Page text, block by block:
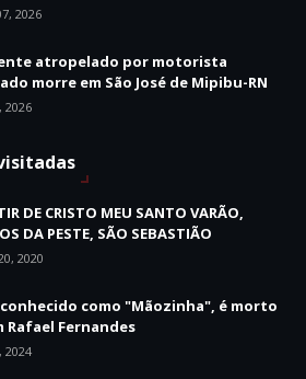
2026
atropelado por motorista
morre em São José de Mipibu-RN
2026
DE CRISTO MEU SANTO VARÃO,
DA PESTE, SÃO SEBASTIÃO
2020
como "Mãozinha", é morto
Rafael Fernandes
2024